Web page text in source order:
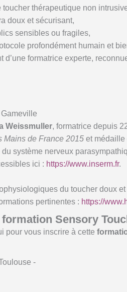
thérapeutique non
doux et sécurisant,
sensibles ou fragiles,
profondément humain et
d’une formatrice experte,
Weissmuller, formatrice depuis
Mains de France 2015 et médaille
système nerveux
ici : https://www.inserm.fr.
du toucher doux
pertinentes : https://
formation Sensory
pour vous inscrire à cette